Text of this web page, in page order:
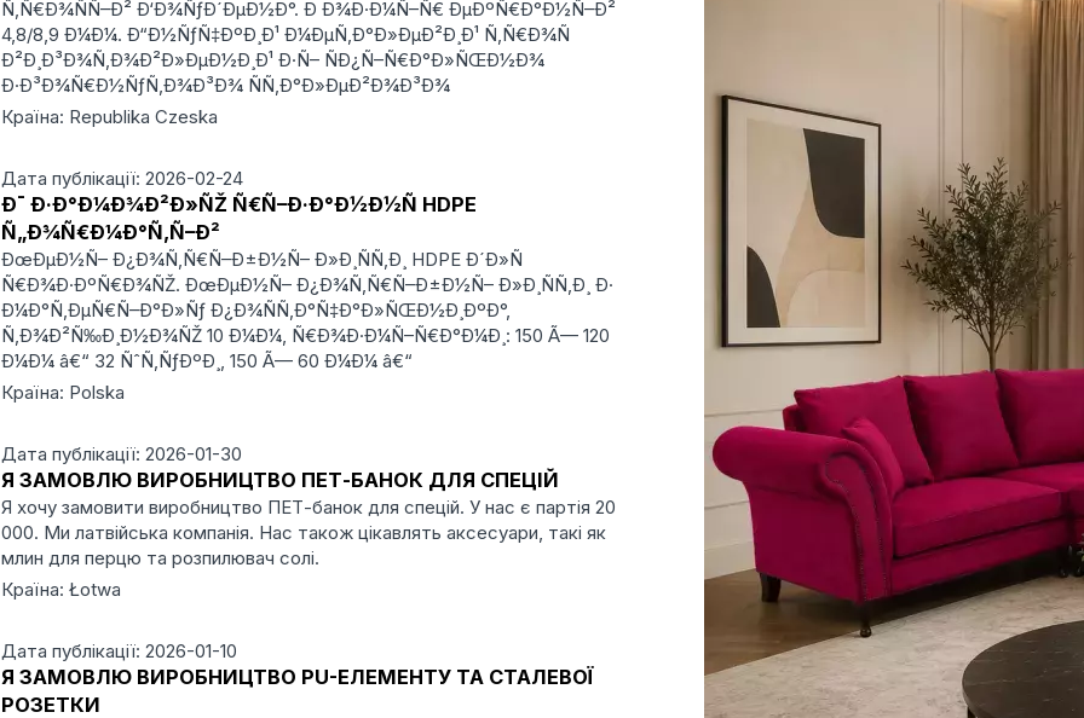
Ñ‚Ñ€Ð¾ÑÑ–Ð² Ð‘Ð¾ÑƒÐ´ÐµÐ½Ð°. Ð Ð¾Ð·Ð¼Ñ–Ñ€ ÐµÐºÑ€Ð°Ð½Ñ–Ð²
4,8/8,9 Ð¼Ð¼. Ð“Ð½ÑƒÑ‡ÐºÐ¸Ð¹ Ð¼ÐµÑ‚Ð°Ð»ÐµÐ²Ð¸Ð¹ Ñ‚Ñ€Ð¾Ñ
Ð²Ð¸Ð³Ð¾Ñ‚Ð¾Ð²Ð»ÐµÐ½Ð¸Ð¹ Ð·Ñ– ÑÐ¿Ñ–Ñ€Ð°Ð»ÑŒÐ½Ð¾
Ð·Ð³Ð¾Ñ€Ð½ÑƒÑ‚Ð¾Ð³Ð¾ ÑÑ‚Ð°Ð»ÐµÐ²Ð¾Ð³Ð¾
Країна: Republika Czeska
Дата публікації: 2026-02-24
Ð¯ Ð·Ð°Ð¼Ð¾Ð²Ð»ÑŽ Ñ€Ñ–Ð·Ð°Ð½Ð½Ñ HDPE
Ñ„Ð¾Ñ€Ð¼Ð°Ñ‚Ñ–Ð²
ÐœÐµÐ½Ñ– Ð¿Ð¾Ñ‚Ñ€Ñ–Ð±Ð½Ñ– Ð»Ð¸ÑÑ‚Ð¸ HDPE Ð´Ð»Ñ
Ñ€Ð¾Ð·ÐºÑ€Ð¾ÑŽ. ÐœÐµÐ½Ñ– Ð¿Ð¾Ñ‚Ñ€Ñ–Ð±Ð½Ñ– Ð»Ð¸ÑÑ‚Ð¸ Ð·
Ð¼Ð°Ñ‚ÐµÑ€Ñ–Ð°Ð»Ñƒ Ð¿Ð¾ÑÑ‚Ð°Ñ‡Ð°Ð»ÑŒÐ½Ð¸ÐºÐ°,
Ñ‚Ð¾Ð²Ñ‰Ð¸Ð½Ð¾ÑŽ 10 Ð¼Ð¼, Ñ€Ð¾Ð·Ð¼Ñ–Ñ€Ð°Ð¼Ð¸: 150 Ã— 120
Ð¼Ð¼ â€“ 32 ÑˆÑ‚ÑƒÐºÐ¸, 150 Ã— 60 Ð¼Ð¼ â€“
Країна: Polska
Дата публікації: 2026-01-30
Я ЗАМОВЛЮ ВИРОБНИЦТВО ПЕТ-БАНОК ДЛЯ СПЕЦІЙ
Я хочу замовити виробництво ПЕТ-банок для спецій. У нас є партія 20
000. Ми латвійська компанія. Нас також цікавлять аксесуари, такі як
млин для перцю та розпилювач солі.
Країна: Łotwa
Дата публікації: 2026-01-10
Я ЗАМОВЛЮ ВИРОБНИЦТВО PU-ЕЛЕМЕНТУ ТА СТАЛЕВОЇ
РОЗЕТКИ